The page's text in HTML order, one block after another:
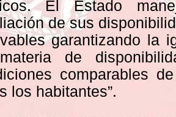
El Estado
de sus
garantizando la
de
comparables
los habitantes”.